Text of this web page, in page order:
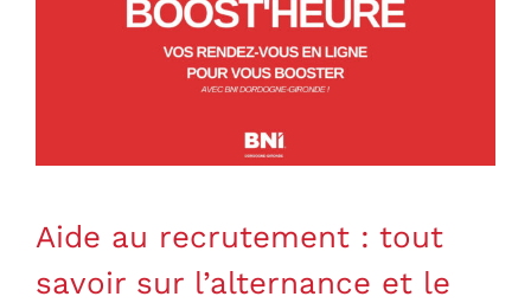
Aide au recrutement : tout
savoir sur l’alternance et le